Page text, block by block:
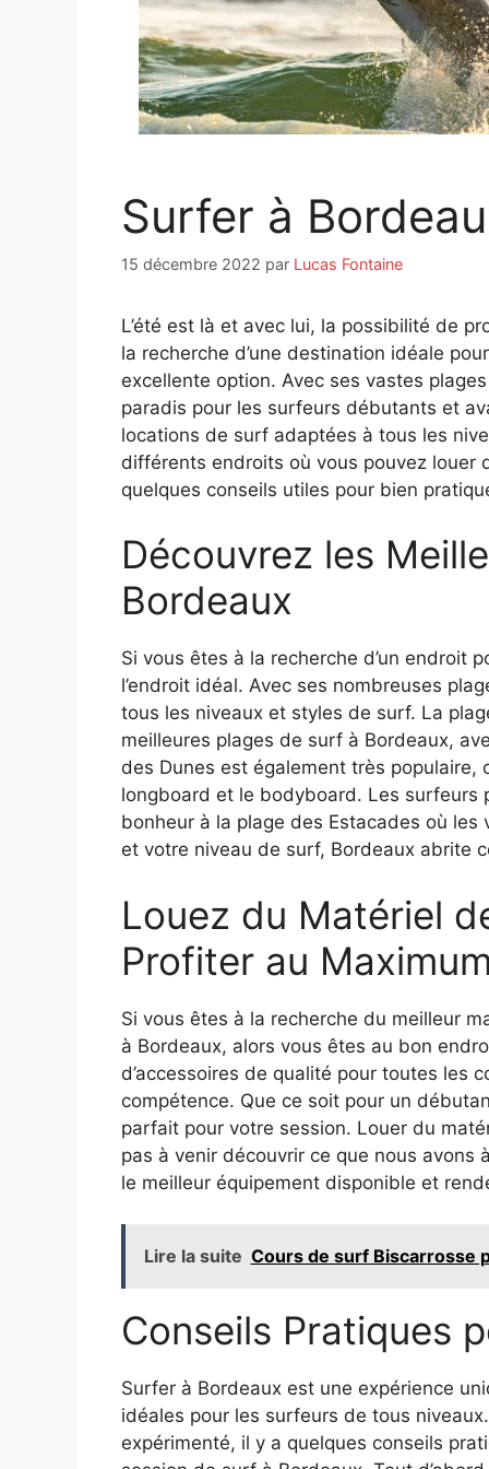
Surfer à
15 décembre 2022 par Lucas Fontaine
L’été est là et avec lui, la possibilité de
la recherche d’une destination idéale
excellente option. Avec ses vastes
paradis pour les surfeurs débutants et
locations de surf adaptées à tous les
différents endroits où vous pouvez louer
quelques conseils utiles pour bien
Découvrez les
Bordeaux
Si vous êtes à la recherche d’un endroit
l’endroit idéal. Avec ses nombreuses
tous les niveaux et styles de surf. La
meilleures plages de surf à Bordeaux,
des Dunes est également très
longboard et le bodyboard. Les surfeurs
bonheur à la plage des Estacades où
et votre niveau de surf, Bordeaux abrite
Louez du Matériel
Profiter au
Si vous êtes à la recherche du meilleur
à Bordeaux, alors vous êtes au bon
d’accessoires de qualité pour toutes les
compétence. Que ce soit pour un
parfait pour votre session. Louer du
pas à venir découvrir ce que nous avons
le meilleur équipement disponible et
Lire la suite Cours de surf Biscarrosse
Conseils Pratiques
Surfer à Bordeaux est une expérience
idéales pour les surfeurs de tous
expérimenté, il y a quelques conseils